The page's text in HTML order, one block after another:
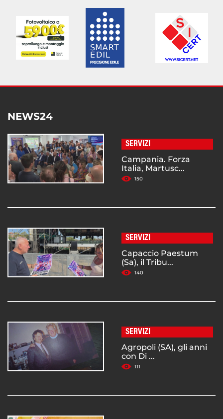
NEWS24
SERVIZI
Campania. Forza
Italia, Martusc...
150
SERVIZI
Capaccio Paestum
(Sa), il Tribu...
140
SERVIZI
Agropoli (SA), gli anni
con Di ...
111